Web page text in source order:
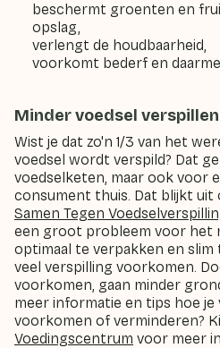
beschermt groenten en
opslag,
verlengt de houdbaarheid,
voorkomt bederf en
Minder voedsel
Wist je dat zo'n 1/3 van het
voedsel wordt verspild? Dat
voedselketen, maar ook voor
consument thuis. Dat blijkt uit
Samen Tegen
een groot probleem voor het
optimaal te verpakken en
veel verspilling voorkomen.
voorkomen, gaan minder
meer informatie en tips hoe je
voorkomen of verminderen?
Voedingscentrum voor meer